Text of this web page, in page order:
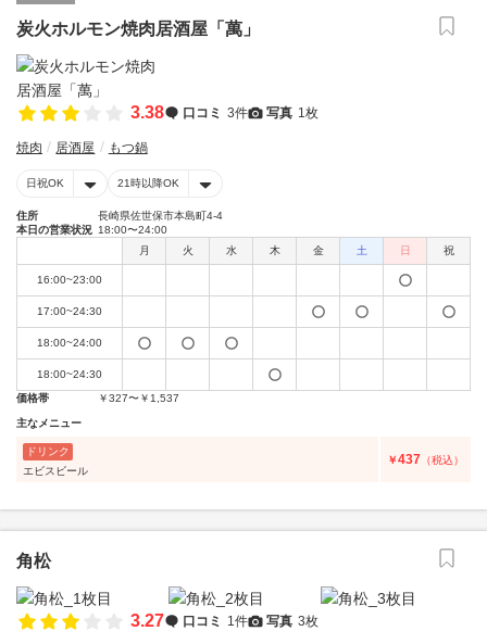
炭火ホルモン焼肉居酒屋「萬」
3.38 口コミ 3件 写真 1枚
焼肉 居酒屋 もつ鍋
日祝OK 21時以降OK
住所
長崎県佐世保市本島町4-4
本日の営業状況 18:00〜24:00
月
火 水 木 金 土 日 祝
16:00~23:00
17:00~24:30
18:00~24:00
18:00~24:30
価格帯
￥327〜￥1,537
主なメニュー
ドリンク
エビスビール
￥437 （税込）
角松
3.27 口コミ 1件 写真 3枚